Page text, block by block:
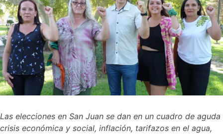
Las elecciones en San Juan se dan en un cuadro de aguda
crisis económica y social, inflación, tarifazos en el agua,